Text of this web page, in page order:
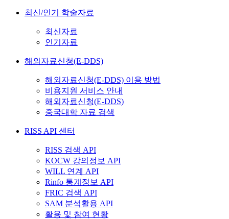
최신/인기 학술자료
최신자료
인기자료
해외자료신청(E-DDS)
해외자료신청(E-DDS) 이용 방법
비용지원 서비스 안내
해외자료신청(E-DDS)
중국대학 자료 검색
RISS API 센터
RISS 검색 API
KOCW 강의정보 API
WILL 연계 API
Rinfo 통계정보 API
FRIC 검색 API
SAM 분석활용 API
활용 및 참여 현황